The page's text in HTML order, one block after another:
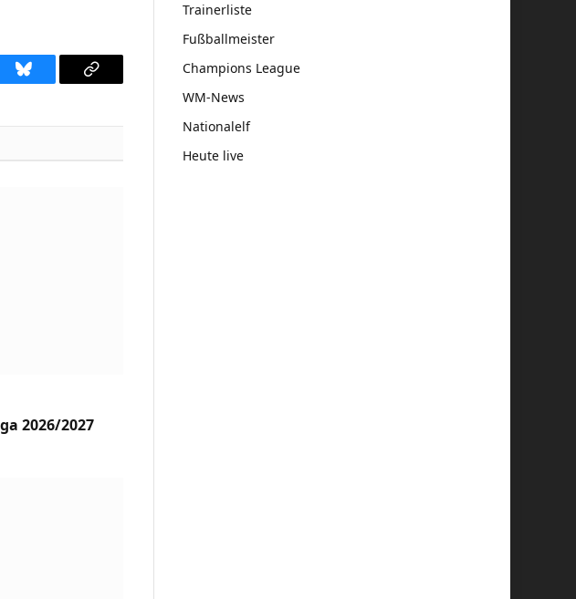
Bluesky
Copy
2026/2027
Trainerliste
Fußballmeister
Champions League
WM-News
Nationalelf
Heute live